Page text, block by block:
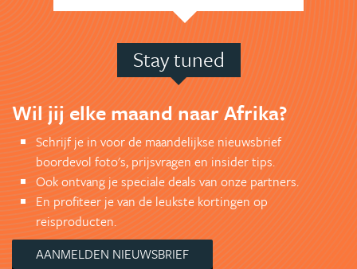
Stay tuned
Wil jij elke maand naar Afrika?
Schrijf je in voor de maandelijkse nieuwsbrief
boordevol foto's, prijsvragen en insider tips.
Ook ontvang je speciale deals van onze partners.
En profiteer je van de leukste kortingen op
reisproducten.
AANMELDEN NIEUWSBRIEF